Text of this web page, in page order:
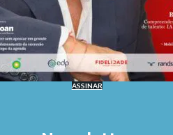
ASSINAR